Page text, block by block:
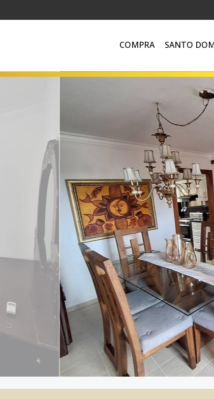
COMPRA SANTO